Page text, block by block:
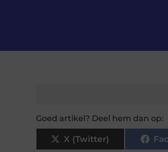
Goed artikel? Deel hem dan op:
X (Twitter)